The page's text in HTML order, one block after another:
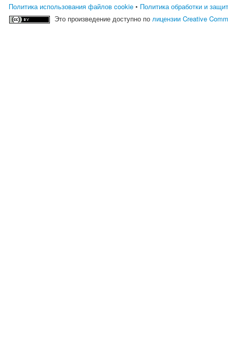
Политика использования файлов cookie • Политика обработки и
Это произведение доступно полицензии Creative